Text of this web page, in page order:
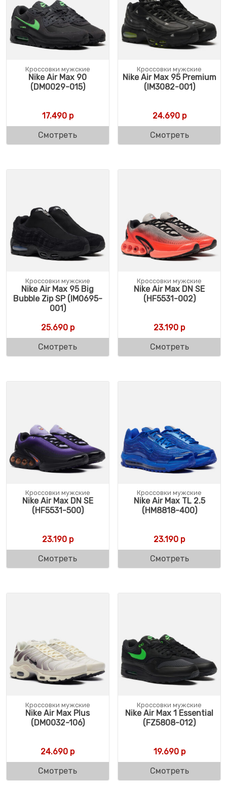
Кроссовки мужские
Nike Air Max 90
(DM0029-015)
17.490р
Смотреть
Кроссовки мужские
Nike Air Max 95 Premium
(IM3082-001)
24.690р
Смотреть
Кроссовки мужские
Nike Air Max 95 Big
Bubble Zip SP (IM0695-
001)
25.690р
Смотреть
Кроссовки мужские
Nike Air Max DN SE
(HF5531-002)
23.190 р
Смотреть
Кроссовки мужские
Nike Air Max DN SE
(HF5531-500)
23.190р
Смотреть
Кроссовки мужские
Nike Air Max TL 2.5
(HM8818-400)
23.190 р
Смотреть
Кроссовки мужские
Nike Air Max Plus
(DM0032-106)
24.690 р
Смотреть
Кроссовки мужские
Nike Air Max 1 Essential
(FZ5808-012)
19.690р
Смотреть